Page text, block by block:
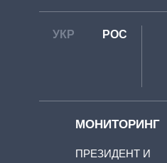
УКР РОС
МОНИТОРИНГ
ПРЕЗИДЕНТ И